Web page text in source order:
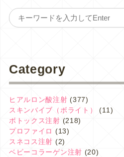
Category
ヒアルロン酸注射 (377)
スキンバイブ（ボライト）
(11)
ボトックス注射 (218)
プロファイロ (13)
スネコス注射 (2)
ベビーコラーゲン注射 (20)